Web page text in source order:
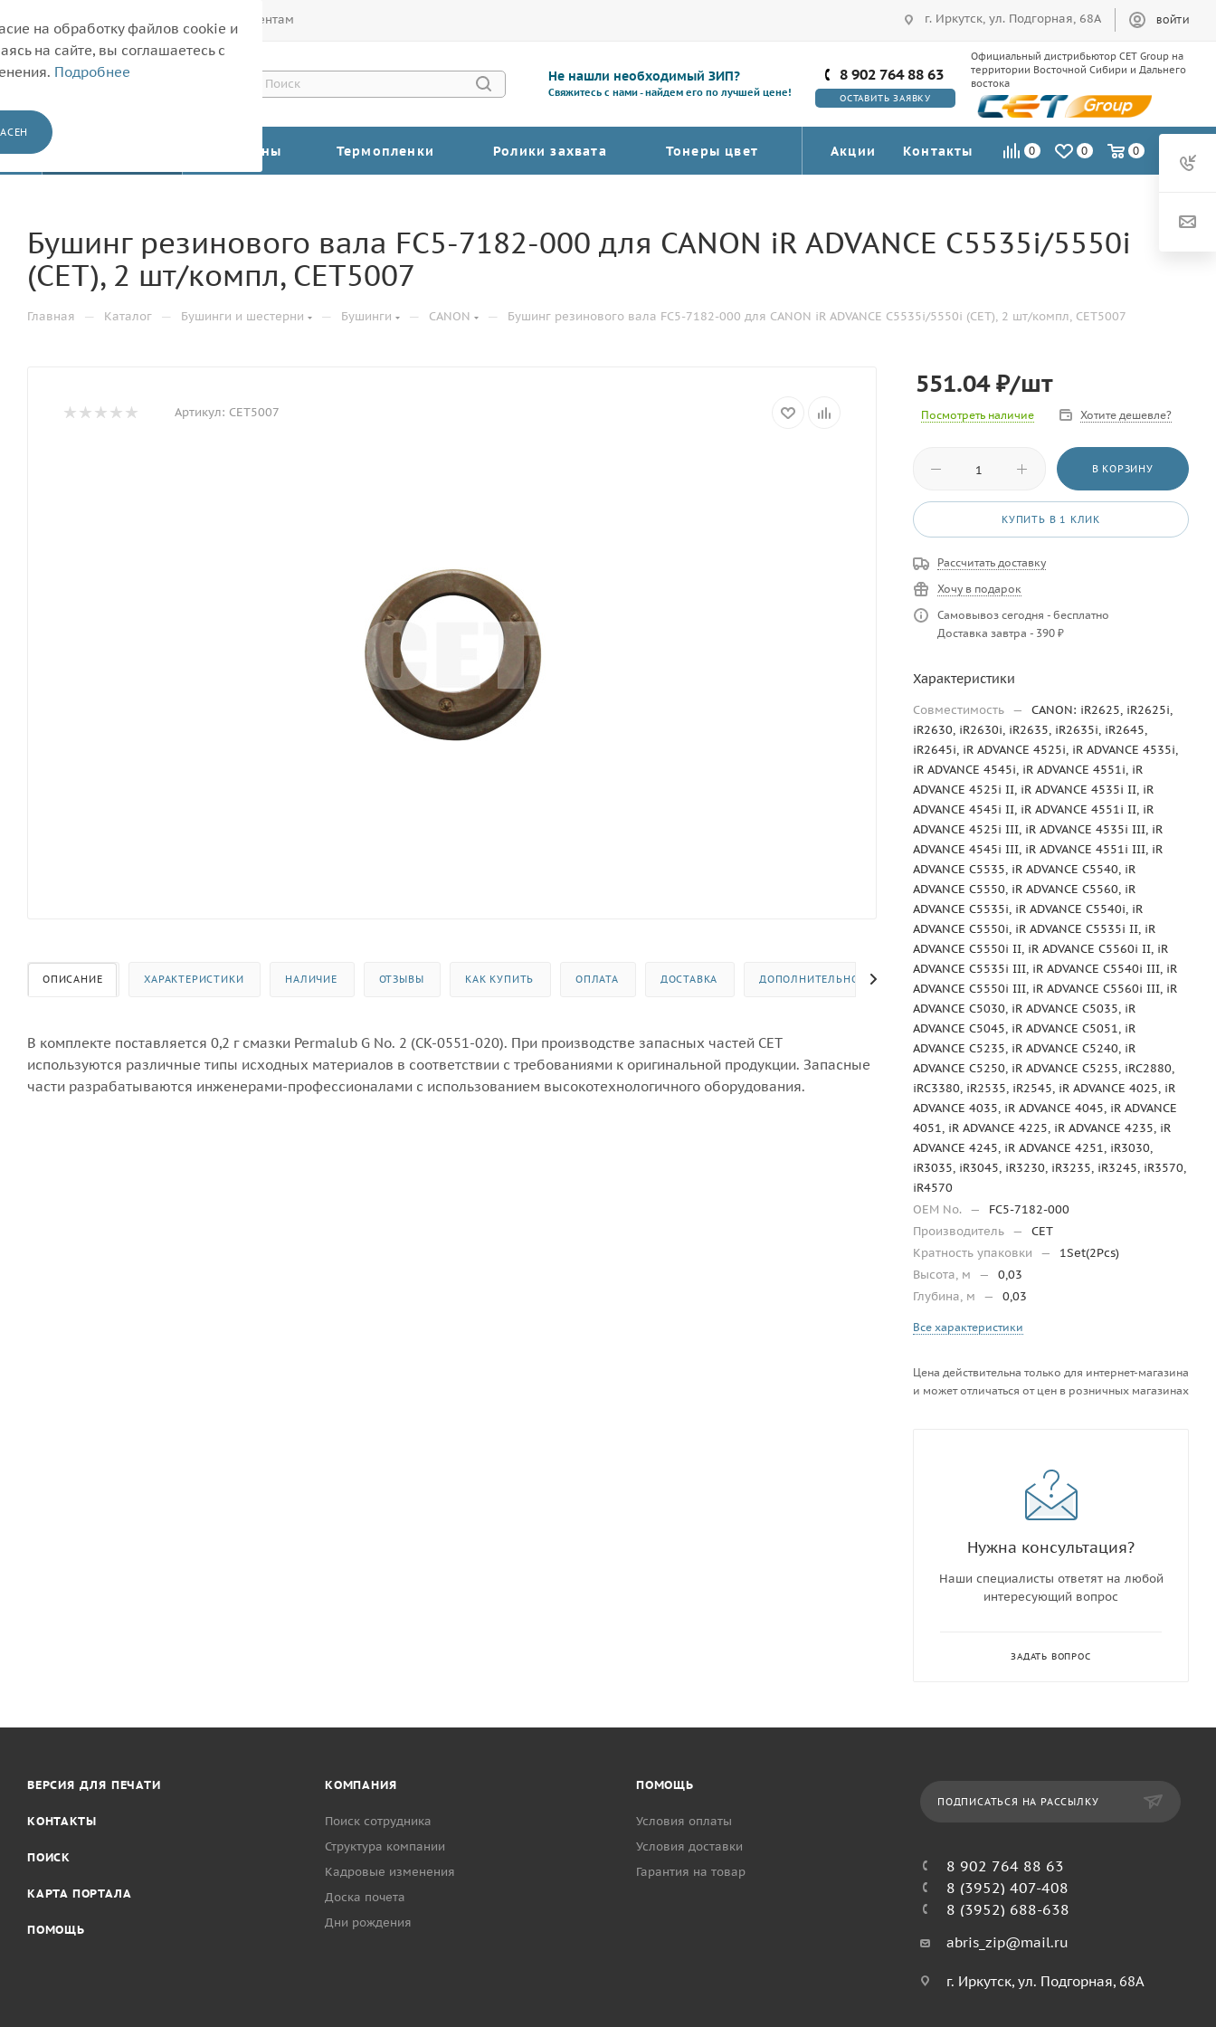
Корпоративным клиентам г. Иркутск, ул. Подгорная, 68А ВОЙТИ
Не нашли необходимый ЗИП?
Свяжитесь с нами - найдем его по лучшей цене!
8 902 764 88 63
ОСТАВИТЬ ЗАЯВКУ
Официальный дистрибьютор CET Group на
территории Восточной Сибири и Дальнего
востока
Барабаны Термопленки Ролики захвата Тонеры цвет Акции Контакты 0 0 0
Бушинг резинового вала FC5-7182-000 для CANON iR ADVANCE C5535i/5550i
(CET), 2 шт/компл, CET5007
Главная — Каталог — Бушинги и шестерни — Бушинги — CANON — Бушинг резинового вала FC5-7182-000 для CANON iR ADVANCE C5535i/5550i (CET), 2 шт/компл, CET5007
Артикул: CET5007
ОПИСАНИЕ ХАРАКТЕРИСТИКИ НАЛИЧИЕ ОТЗЫВЫ КАК КУПИТЬ ОПЛАТА ДОСТАВКА ДОПОЛНИТЕЛЬНО
В комплекте поставляется 0,2 г смазки Permalub G No. 2 (CK-0551-020). При производстве запасных частей CET
используются различные типы исходных материалов в соответствии с требованиями к оригинальной продукции. Запасные
части разрабатываются инженерами-профессионалами с использованием высокотехнологичного оборудования.
551.04₽/шт
Посмотреть наличие Хотите дешевле?
В КОРЗИНУ
КУПИТЬ В 1 КЛИК
Рассчитать доставку
Хочу в подарок
Самовывоз сегодня - бесплатно
Доставка завтра - 390 ₽
Характеристики
Совместимость —
CANON: iR2625, iR2625i,
iR2630, iR2630i, iR2635, iR2635i, iR2645,
iR2645i, iR ADVANCE 4525i, iR ADVANCE 4535i,
iR ADVANCE 4545i, iR ADVANCE 4551i, iR
ADVANCE 4525i II, iR ADVANCE 4535i II, iR
ADVANCE 4545i II, iR ADVANCE 4551i II, iR
ADVANCE 4525i III, iR ADVANCE 4535i III, iR
ADVANCE 4545i III, iR ADVANCE 4551i III, iR
ADVANCE C5535, iR ADVANCE C5540, iR
ADVANCE C5550, iR ADVANCE C5560, iR
ADVANCE C5535i, iR ADVANCE C5540i, iR
ADVANCE C5550i, iR ADVANCE C5535i II, iR
ADVANCE C5550i II, iR ADVANCE C5560i II, iR
ADVANCE C5535i III, iR ADVANCE C5540i III, iR
ADVANCE C5550i III, iR ADVANCE C5560i III, iR
ADVANCE C5030, iR ADVANCE C5035, iR
ADVANCE C5045, iR ADVANCE C5051, iR
ADVANCE C5235, iR ADVANCE C5240, iR
ADVANCE C5250, iR ADVANCE C5255, iRC2880,
iRC3380, iR2535, iR2545, iR ADVANCE 4025, iR
ADVANCE 4035, iR ADVANCE 4045, iR ADVANCE
4051, iR ADVANCE 4225, iR ADVANCE 4235, iR
ADVANCE 4245, iR ADVANCE 4251, iR3030,
iR3035, iR3045, iR3230, iR3235, iR3245, iR3570,
iR4570
OEM No.
—
FC5-7182-000
Производитель —
CET
Кратность упаковки
—
1Set(2Pcs)
Высота, м
—
0,03
Глубина, м
— 0,03
Все характеристики
Цена действительна только для интернет-магазина
и может отличаться от цен в розничных магазинах
Нужна консультация?
Наши специалисты ответят на любой
интересующий вопрос
ЗАДАТЬ ВОПРОС
ВЕРСИЯ ДЛЯ ПЕЧАТИ
КОНТАКТЫ
ПОИСК
КАРТА ПОРТАЛА
ПОМОЩЬ
КОМПАНИЯ
Поиск сотрудника
Структура компании
Кадровые изменения
Доска почета
Дни рождения
ПОМОЩЬ
Условия оплаты
Условия доставки
Гарантия на товар
ПОДПИСАТЬСЯ НА РАССЫЛКУ
8 902 764 88 63
8 (3952) 407-408
8 (3952) 688-638
abris_zip@mail.ru
г. Иркутск, ул. Подгорная, 68А
на обработку файлов cookie и
на сайте, вы соглашаетесь с
Подробнее